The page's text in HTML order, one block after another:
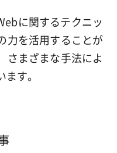
に関するテクニッ
力を活用することが
さまざまな手法によ
す。